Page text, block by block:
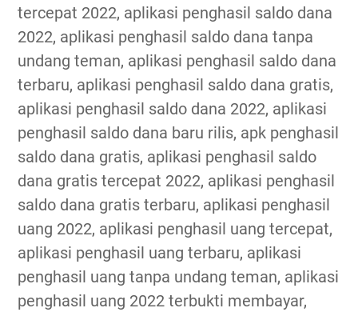
tercepat 2022, aplikasi penghasil saldo dana
2022, aplikasi penghasil saldo dana tanpa
undang teman, aplikasi penghasil saldo dana
terbaru, aplikasi penghasil saldo dana gratis,
aplikasi penghasil saldo dana 2022, aplikasi
penghasil saldo dana baru rilis, apk penghasil
saldo dana gratis, aplikasi penghasil saldo
dana gratis tercepat 2022, aplikasi penghasil
saldo dana gratis terbaru, aplikasi penghasil
uang 2022, aplikasi penghasil uang tercepat,
aplikasi penghasil uang terbaru, aplikasi
penghasil uang tanpa undang teman, aplikasi
penghasil uang 2022 terbukti membayar,